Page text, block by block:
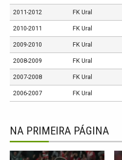
2011-2012 FK Ural
2010-2011 FK Ural
2009-2010 FK Ural
2008-2009 FK Ural
2007-2008 FK Ural
2006-2007 FK Ural
NA PRIMEIRA PÁGINA